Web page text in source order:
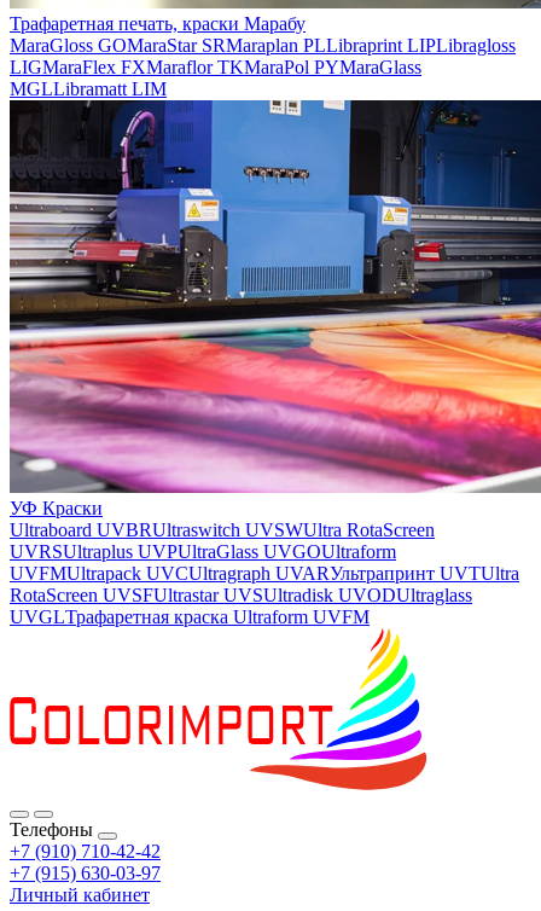
Трафаретная печать, краски Марабу
MaraGloss GOMaraStar SRMaraplan PLLibraprint LIPLibragloss
LIGMaraFlex FXMaraflor TKMaraPol PYMaraGlass
MGLLibramatt LIM
УФ Краски
Ultraboard UVBRUltraswitch UVSWUltra RotaScreen
UVRSUltraplus UVPUltraGlass UVGOUltraform
UVFMUltrapack UVCUltragraph UVARУльтрапринт UVTUltra
RotaScreen UVSFUltrastar UVSUltradisk UVODUltraglass
UVGLТрафаретная краска Ultraform UVFM
Телефоны
+7 (910) 710-42-42
+7 (915) 630-03-97
Личный кабинет